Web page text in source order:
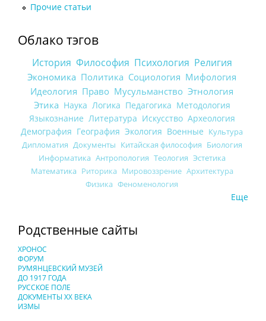
Прочие статьи
Облако тэгов
История Философия Психология Религия
Экономика Политика Социология Мифология
Идеология Право Мусульманство Этнология
Этика Наука Логика Педагогика Методология
Языкознание Литература Искусство Археология
Демография География Экология Военные Культура
Дипломатия Документы Китайская философия Биология
Информатика Антропология Теология Эстетика
Математика Риторика Мировоззрение Архитектура
Физика Феноменология
Еще
Родственные сайты
ХРОНОС
ФОРУМ
РУМЯНЦЕВСКИЙ МУЗЕЙ
ДО 1917 ГОДА
РУССКОЕ ПОЛЕ
ДОКУМЕНТЫ XX ВЕКА
ИЗМЫ